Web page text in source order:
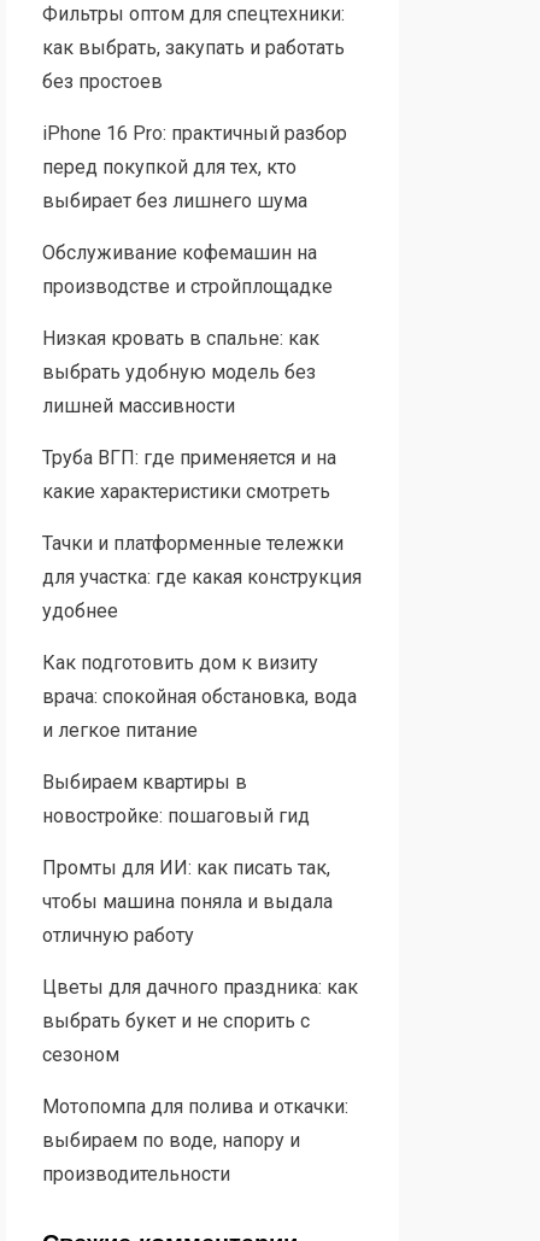
Фильтры оптом для спецтехники:
как выбрать, закупать и работать
без простоев
iPhone 16 Pro: практичный разбор
перед покупкой для тех, кто
выбирает без лишнего шума
Обслуживание кофемашин на
производстве и стройплощадке
Низкая кровать в спальне: как
выбрать удобную модель без
лишней массивности
Труба ВГП: где применяется и на
какие характеристики смотреть
Тачки и платформенные тележки
для участка: где какая конструкция
удобнее
Как подготовить дом к визиту
врача: спокойная обстановка, вода
и легкое питание
Выбираем квартиры в
новостройке: пошаговый гид
Промты для ИИ: как писать так,
чтобы машина поняла и выдала
отличную работу
Цветы для дачного праздника: как
выбрать букет и не спорить с
сезоном
Мотопомпа для полива и откачки:
выбираем по воде, напору и
производительности